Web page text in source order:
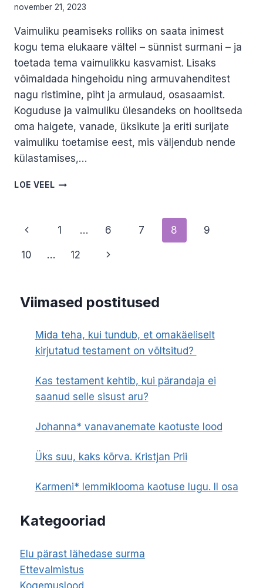
november 21, 2023
Vaimuliku peamiseks rolliks on saata inimest
kogu tema elukaare vältel – sünnist surmani – ja
toetada tema vaimulikku kasvamist. Lisaks
võimaldada hingehoidu ning armuvahenditest
nagu ristimine, piht ja armulaud, osasaamist.
Koguduse ja vaimuliku ülesandeks on hoolitseda
oma haigete, vanade, üksikute ja eriti surijate
vaimuliku toetamise eest, mis väljendub nende
külastamises,…
LOE VEEL VAIMULIKU
JA
ANTI
Page
navigation
Previous
Page
1 … 6 7 8 9
10 … 12
Next
Viimased postitused
Mida teha, kui tundub, et omakäeliselt
kirjutatud testament on võltsitud?
Kas testament kehtib, kui pärandaja ei
saanud selle sisust aru?
Johanna* vanavanemate kaotuste lood
Üks suu, kaks kõrva. Kristjan Prii
Karmeni* lemmiklooma kaotuse lugu. II osa
Kategooriad
Elu pärast lähedase surma
Ettevalmistus